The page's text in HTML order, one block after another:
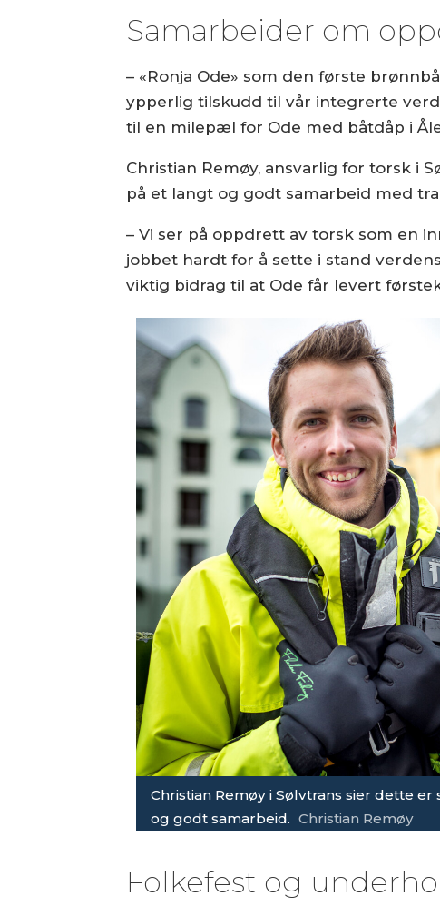
Samarbeider om
– «Ronja Ode» som den første
ypperlig tilskudd til vår integrerte
til en milepæl for Ode med båtdåp i
Christian Remøy, ansvarlig for torsk i
på et langt og godt samarbeid med
– Vi ser på oppdrett av torsk som en
jobbet hardt for å sette i stand
viktig bidrag til at Ode får levert
Christian Remøy i Sølvtrans sier dette
og godt samarbeid. Christian Remøy
Folkefest og